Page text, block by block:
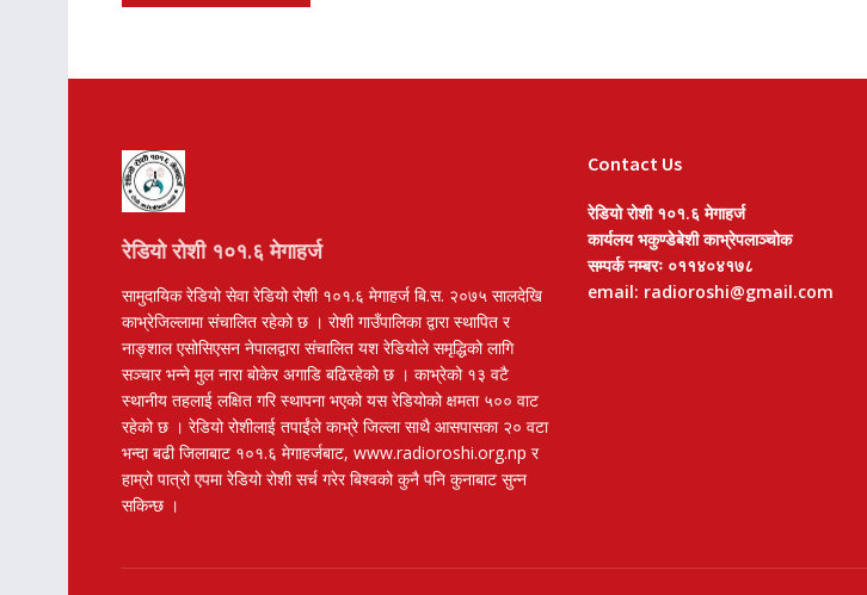
रेडियो रोशी १०१.६ मेगाहर्ज
सामुदायिक रेडियो सेवा रेडियो रोशी १०१.६ मेगाहर्ज बि.स. २०७५ सालदेखि
काभ्रेजिल्लामा संचालित रहेको छ । रोशी गाउँपालिका द्वारा स्थापित र
नाङ्शाल एसोसिएसन नेपालद्वारा संचालित यश रेडियोले समृद्धिको लागि
सञ्चार भन्ने मुल नारा बोकेर अगाडि बढिरहेको छ । काभ्रेको १३ वटै
स्थानीय तहलाई लक्षित गरि स्थापना भएको यस रेडियोको क्षमता ५०० वाट
रहेको छ । रेडियो रोशीलाई तपाईंले काभ्रे जिल्ला साथै आसपासका २० वटा
भन्दा बढी जिलाबाट १०१.६ मेगाहर्जबाट, www.radioroshi.org.np र
हाम्रो पात्रो एपमा रेडियो रोशी सर्च गरेर बिश्वको कुनै पनि कुनाबाट सुन्न
सकिन्छ ।
Contact Us
रेडियो रोशी १०१.६ मेगाहर्ज
कार्यलय भकुण्डेबेशी काभ्रेपलाञ्चोक
सम्पर्क नम्बरः ०११४०४१७८
email: radioroshi@gmail.com